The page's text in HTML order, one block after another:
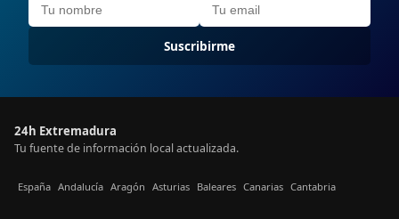
Suscribirme
24h Extremadura
Tu fuente de información local actualizada.
España Andalucía Aragón Asturias Baleares Canarias Cantabria